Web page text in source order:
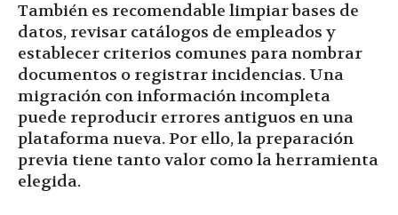
También es recomendable limpiar bases de
datos, revisar catálogos de empleados y
establecer criterios comunes para nombrar
documentos o registrar incidencias. Una
migración con información incompleta
puede reproducir errores antiguos en una
plataforma nueva. Por ello, la preparación
previa tiene tanto valor como la herramienta
elegida.